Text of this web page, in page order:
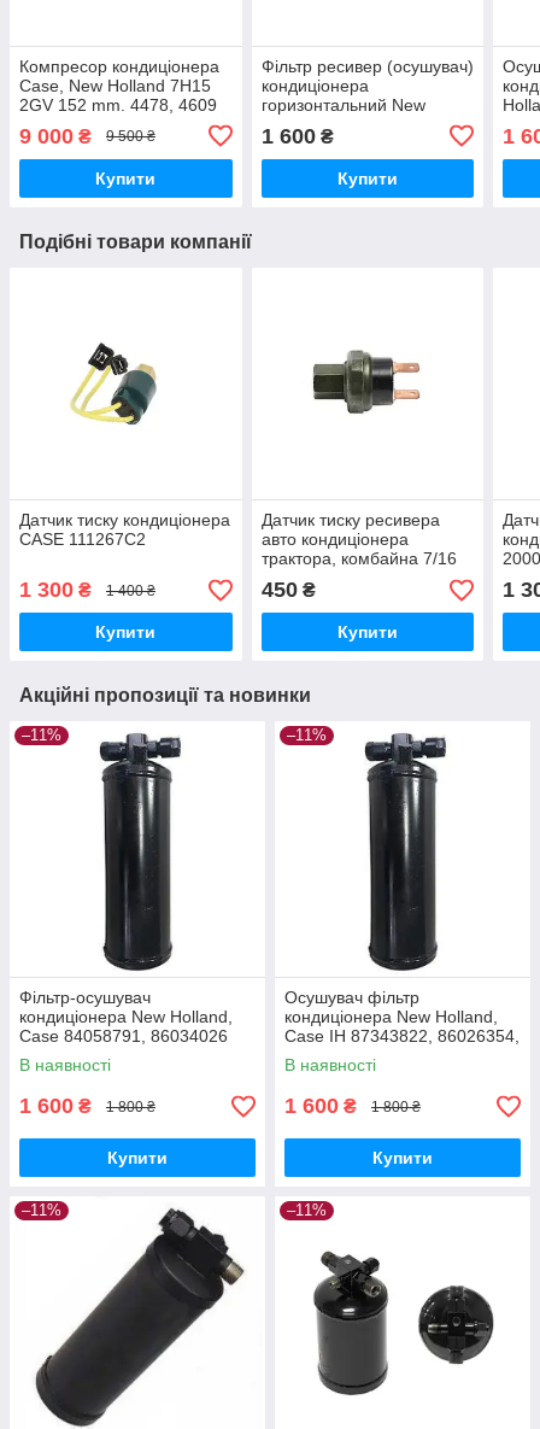
Компресор кондиціонера
Case, New Holland 7H15
2GV 152 mm. 4478, 4609
9 000 ₴ 9 500 ₴
Купити
Фільтр ресивер (осушувач)
кондиціонера
горизонтальний New
Holland, Case, Deutz-Fahr,
Landini 60510695,602153-
TS
1 600₴
Купити
1
Подібні товари компанії
Датчик тиску кондиціонера
CASE 111267C2
1 300 ₴ 1 400 ₴
Купити
Датчик тиску ресивера
авто кондиціонера
трактора, комбайна 7/16
(Внутрішня різьба)
450₴
Купити
1
Акційні пропозиції та новинки
–11%
Фільтр-осушувач
кондиціонера New Holland,
Case 84058791, 86034026
В наявності
1 600 ₴ 1 800 ₴
Купити
–11%
Осушувач фільтр
кондиціонера New Holland,
Case IH 87343822, 86026354,
47446235, 5165615, 21.00052
Вертикальний
В наявності
1 600 ₴ 1 800 ₴
Купити
–11% –11%